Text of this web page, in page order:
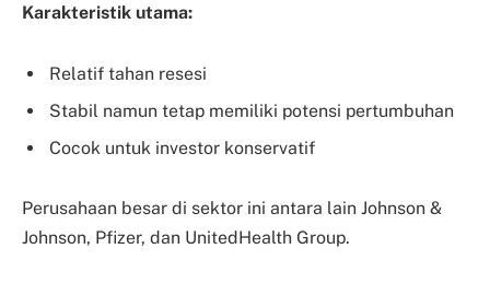
Karakteristik utama:
Relatif tahan resesi
Stabil namun tetap memiliki potensi pertumbuhan
Cocok untuk investor konservatif
Perusahaan besar di sektor ini antara lain Johnson &
Johnson, Pfizer, dan UnitedHealth Group.